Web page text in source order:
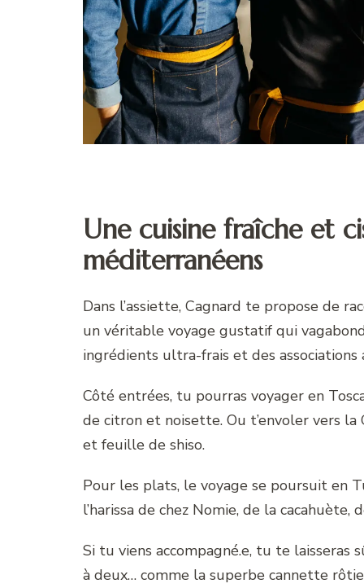
Une cuisine fraîche et
méditerranéens
Dans l’assiette, Cagnard te propose de
un véritable voyage gustatif qui
ingrédients ultra-frais et des associations
Côté entrées, tu pourras voyager en
de citron et noisette. Ou t’envoler vers la
et feuille de shiso.
Pour les plats, le voyage se poursuit en
l’harissa de chez Nomie, de la
Si tu viens accompagné.e, tu te
à deux… comme la superbe cannette